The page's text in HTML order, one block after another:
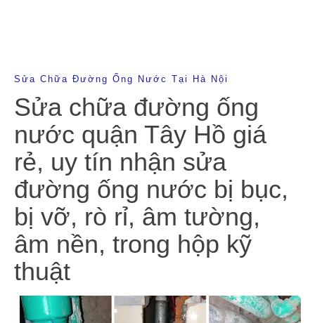
Sửa Chữa Đường Ống Nước Tại Hà Nội
Sửa chữa đường ống
nước quận Tây Hồ giá
rẻ, uy tín nhận sửa
đường ống nước bị bục,
bị vỡ, rò rỉ, âm tường,
âm nền, trong hộp kỹ
thuật